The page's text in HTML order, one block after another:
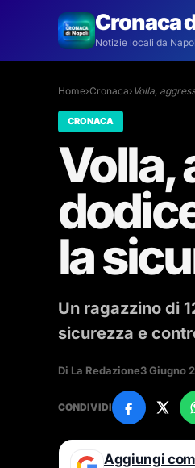
Cronaca
Notizie locali da
Home›Cronaca› Volla,
CRONACA
Volla,
la
Un ragazzino di
sicurezza e
Di La Redazione3 Giugno
CONDIVIDI
Aggiungi